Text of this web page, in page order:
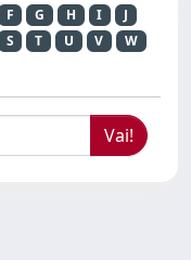
F G H I
J
S T U V
W